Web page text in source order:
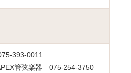
393-0011
管弦楽器 075-254-3750